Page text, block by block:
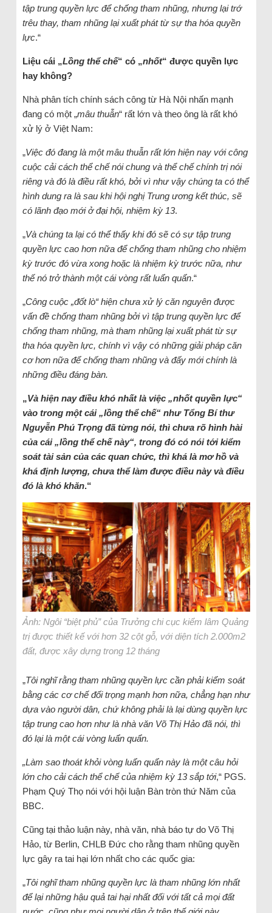
tập trung quyền lực để chống tham nhũng, nhưng lại trớ
trêu thay, tham nhũng lại xuất phát từ sự tha hóa quyền
lực.“
Liệu cái „Lồng thể chế“ có „nhốt“ được quyền lực
hay không?
Nhà phân tích chính sách công từ Hà Nội nhấn mạnh
đang có một „mâu thuẫn“ rất lớn và theo ông là rất khó
xử lý ở Việt Nam:
„Việc đó đang là một mâu thuẫn rất lớn hiện nay với công
cuộc cải cách thể chế nói chung và thể chế chính trị nói
riêng và đó là điều rất khó, bởi vì như vậy chúng ta có thể
hình dung ra là sau khi hội nghị Trung ương kết thúc, sẽ
có lãnh đạo mới ở đại hội, nhiệm kỳ 13.
„Và chúng ta lại có thể thấy khi đó sẽ có sự tập trung
quyền lực cao hơn nữa để chống tham nhũng cho nhiệm
kỳ trước đó vừa xong hoặc là nhiệm kỳ trước nữa, như
thế nó trở thành một cái vòng rất luẩn quẩn.“
„Công cuộc „đốt lò“ hiện chưa xử lý căn nguyên được
vấn đề chống tham nhũng bởi vì tập trung quyền lực để
chống tham nhũng, mà tham nhũng lại xuất phát từ sự
tha hóa quyền lực, chính vì vậy có những giải pháp căn
cơ hơn nữa để chống tham nhũng và đấy mới chính là
những điều đáng bàn.
„Và hiện nay điều khó nhất là việc „nhốt quyền lực“
vào trong một cái „lồng thể chế“ như Tổng Bí thư
Nguyễn Phú Trọng đã từng nói, thì chưa rõ hình hài
của cái „lồng thể chế này“, trong đó có nói tới kiểm
soát tài sản của các quan chức, thì khá là mơ hồ và
khá định lượng, chưa thể làm được điều này và điều
đó là khó khăn.“
Ảnh: Ngôi “biệt phủ” của Trưởng chi cục kiểm lâm Quảng
trị được thiết kế với hơn 32 cột gỗ, với diện tích 2.000m2
đất, được xây dựng trong 12 tháng
„Tôi nghĩ rằng tham nhũng quyền lực cần phải kiểm soát
bằng các cơ chế đối trọng mạnh hơn nữa, chẳng hạn như
dựa vào người dân, chứ không phải là lại dùng quyền lực
tập trung cao hơn như là nhà văn Võ Thị Hảo đã nói, thì
đó lại là một cái vòng luẩn quẩn.
„Làm sao thoát khỏi vòng luẩn quẩn này là một câu hỏi
lớn cho cải cách thể chế của nhiệm kỳ 13 sắp tới,“ PGS.
Phạm Quý Thọ nói với hội luận Bàn tròn thứ Năm của
BBC.
Cũng tại thảo luận này, nhà văn, nhà báo tự do Võ Thị
Hảo, từ Berlin, CHLB Đức cho rằng tham nhũng quyền
lực gây ra tai hại lớn nhất cho các quốc gia:
„Tôi nghĩ tham nhũng quyền lực là tham nhũng lớn nhất
để lại những hậu quả tai hại nhất đối với tất cả mọi đất